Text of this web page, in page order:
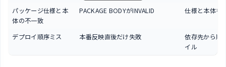
パッケージ仕様と本
体の不一致
PACKAGE BODYがINVALID 仕様と本体を
デプロイ順序ミス 本番反映直後だけ失敗
依存先から順
イル